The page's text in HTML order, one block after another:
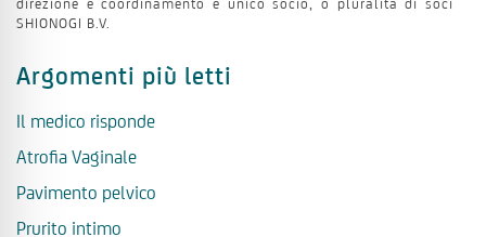
Sessualità
Vita di coppia
direzione e coordinamento e unico socio, o pluralità di soci
SHIONOGI B.V.
Argomenti più letti
Il medico risponde
Atrofia Vaginale
Pavimento pelvico
Prurito intimo